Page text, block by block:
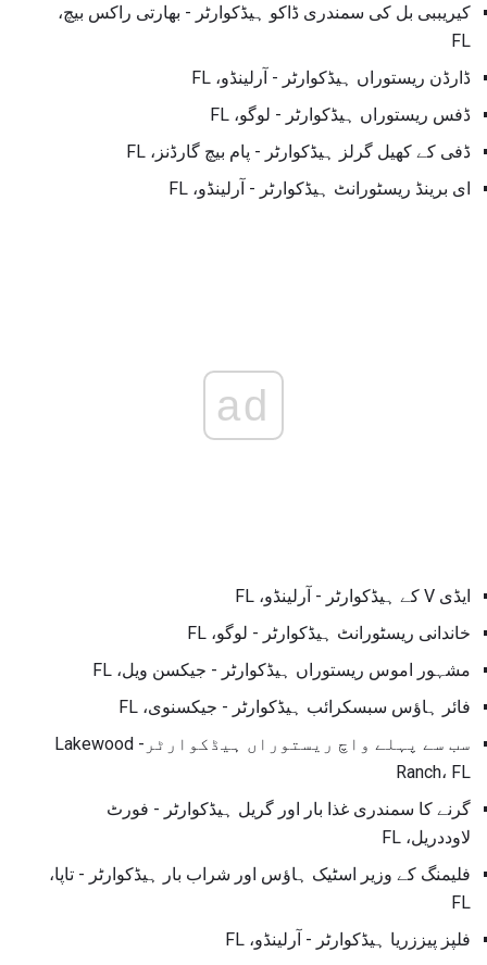
کیریببی بل کی سمندری ڈاکو ہیڈکوارٹر - بھارتی راکس بیچ،
FL
ڈارڈن ریستوراں ہیڈکوارٹر - آرلینڈو، FL
ڈفس ریستوراں ہیڈکوارٹر - لوگو، FL
ڈفی کے کھیل گرلز ہیڈکوارٹر - پام بیچ گارڈنز، FL
ای برینڈ ریسٹورانٹ ہیڈکوارٹر - آرلینڈو، FL
ad
ایڈی V کے ہیڈکوارٹر - آرلینڈو، FL
خاندانی ریسٹورانٹ ہیڈکوارٹر - لوگو، FL
مشہور اموس ریستوراں ہیڈکوارٹر - جیکسن ویل، FL
فائر ہاؤس سبسکرائب ہیڈکوارٹر - جیکسنوی، FL
سب سے پہلے واچ ریستوراں ہیڈکوارٹر- Lakewood
Ranch، FL
گرنے کا سمندری غذا بار اور گریل ہیڈکوارٹر - فورٹ
لاوددریل، FL
فلیمنگ کے وزیر اسٹیک ہاؤس اور شراب بار ہیڈکوارٹر - تاپا،
FL
فلپز پیززریا ہیڈکوارٹر - آرلینڈو، FL